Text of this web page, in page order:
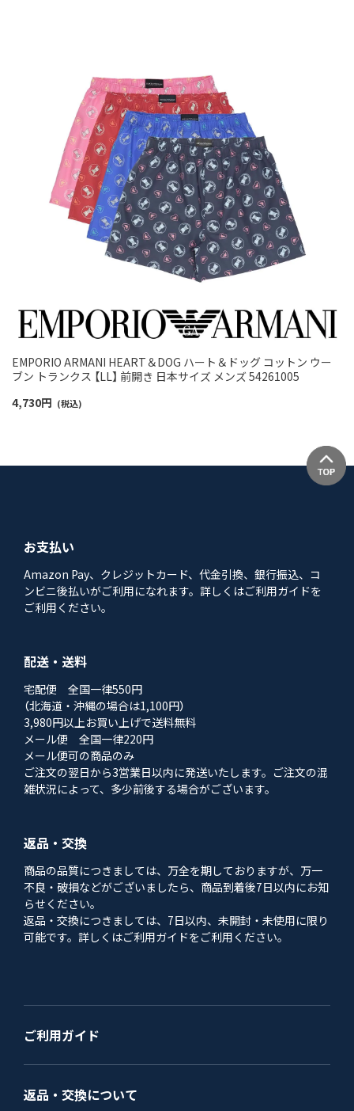
EMPORIO ARMANI HEART＆DOG ハート＆ドッグ コットン ウー
ブン トランクス 【LL】 前開き 日本サイズ メンズ 54261005
4,730円 (税込)
お支払い
Amazon Pay、クレジットカード、代金引換、銀行振込、コ
ンビニ後払いがご利用になれます。詳しくはご利用ガイドを
ご利用ください。
配送・送料
宅配便 全国一律550円
（北海道・沖縄の場合は1,100円）
3,980円以上お買い上げで送料無料
メール便 全国一律220円
メール便可の商品のみ
ご注文の翌日から3営業日以内に発送いたします。ご注文の混
雑状況によって、多少前後する場合がございます。
返品・交換
商品の品質につきましては、万全を期しておりますが、万一
不良・破損などがございましたら、商品到着後7日以内にお知
らせください。
返品・交換につきましては、7日以内、未開封・未使用に限り
可能です。詳しくはご利用ガイドをご利用ください。
ご利用ガイド
返品・交換について